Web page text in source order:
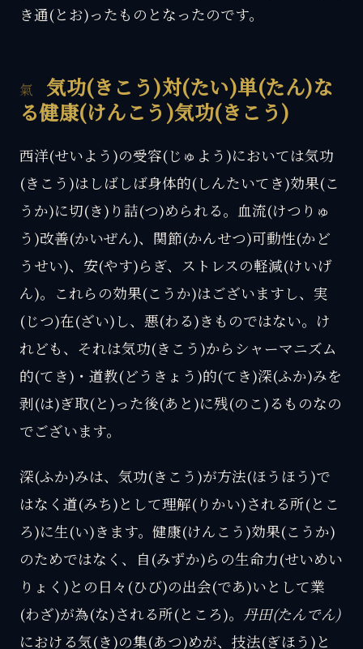
き通(とお)ったものとなったのです。
気功(きこう)対(たい)単(たん)な
る健康(けんこう)気功(きこう)
西洋(せいよう)の受容(じゅよう)においては気功
(きこう)はしばしば身体的(しんたいてき)効果(こ
うか)に切(き)り詰(つ)められる。血流(けつりゅ
う)改善(かいぜん)、関節(かんせつ)可動性(かど
うせい)、安(やす)らぎ、ストレスの軽減(けいげ
ん)。これらの効果(こうか)はございますし、実
(じつ)在(ざい)し、悪(わる)きものではない。け
れども、それは気功(きこう)からシャーマニズム
的(てき)・道教(どうきょう)的(てき)深(ふか)みを
剥(は)ぎ取(と)った後(あと)に残(のこ)るものなの
でございます。
深(ふか)みは、気功(きこう)が方法(ほうほう)で
はなく道(みち)として理解(りかい)される所(とこ
ろ)に生(い)きます。健康(けんこう)効果(こうか)
のためではなく、自(みずか)らの生命力(せいめい
りょく)との日々(ひび)の出会(であ)いとして業
(わざ)が為(な)される所(ところ)。 丹田(たんでん)
における気(き)の集(あつ)めが、技法(ぎほう)と